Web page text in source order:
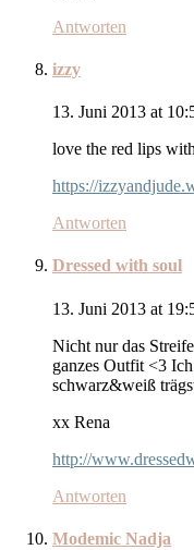
Antworten
izzy
13. Juni 2013 at
love the red lips
https://
Antworten
Dressed with soul
13. Juni 2013 at
Nicht nur das
ganzes Outfit <3
schwarz&weiß
xx Rena
http://
Antworten
Modemic Nadja